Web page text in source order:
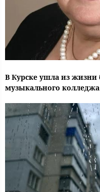
В Курске ушла из
музыкального